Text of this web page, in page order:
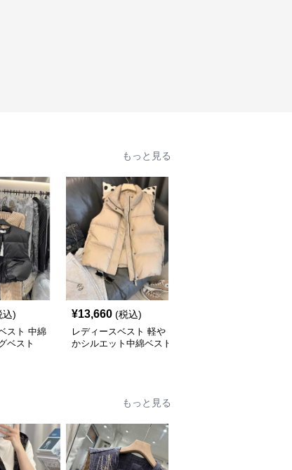
もっと見る
込)
スト 中綿
ベスト
¥13,660 (税込)
レディースベスト 軽や
かシルエット中綿ベスト
もっと見る